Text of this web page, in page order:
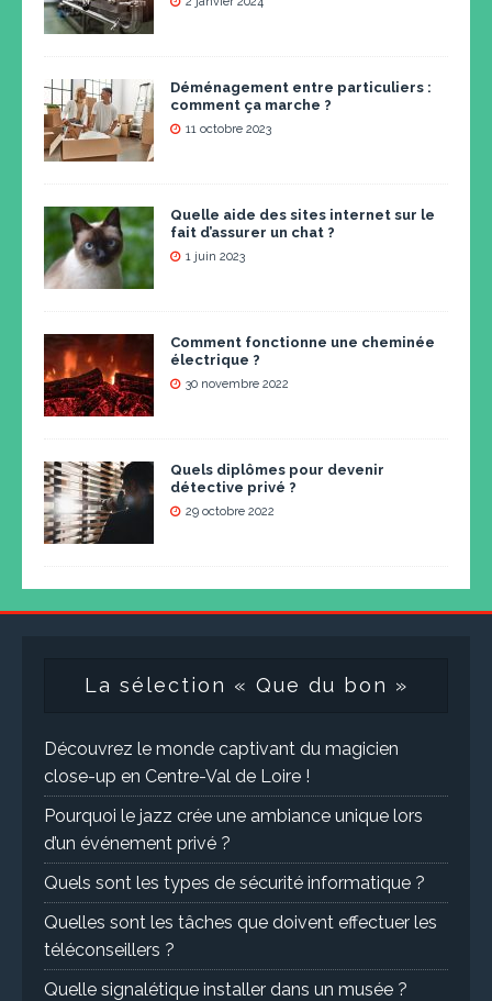
Déménagement entre particuliers :
comment ça marche ?
11 octobre 2023
Quelle aide des sites internet sur le
fait d’assurer un chat ?
1 juin 2023
Comment fonctionne une cheminée
électrique ?
30 novembre 2022
Quels diplômes pour devenir
détective privé ?
29 octobre 2022
La sélection « Que du bon »
Découvrez le monde captivant du magicien
close-up en Centre-Val de Loire !
Pourquoi le jazz crée une ambiance unique lors
d’un événement privé ?
Quels sont les types de sécurité informatique ?
Quelles sont les tâches que doivent effectuer les
téléconseillers ?
Quelle signalétique installer dans un musée ?